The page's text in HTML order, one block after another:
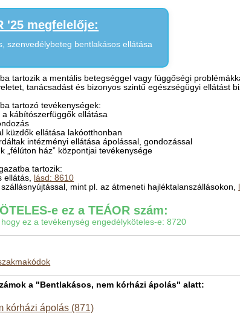
'25 megfelelője:
szenvedélybeteg bentlakásos ellátása
tartozik a mentális betegséggel vagy függőségi
tanácsadást és bizonyos szintű egészségügyi ellátást
tartozó tevékenységek:
kábítószerfüggők ellátása
küzdők ellátása lakóotthonban
intézményi ellátása ápolással, gondozással
„félúton ház” központjai tevékenysége
tartozik:
ellátás, lásd: 8610
mint pl. az átmeneti hajléktalanszállásokon,
e ez a TEÁOR szám:
ez a tevékenység engedélyköteles-e: 8720
a "Bentlakásos, nem kórházi ápolás" alatt:
kórházi ápolás (871)